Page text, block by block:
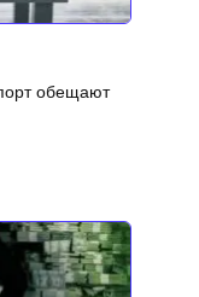
обещают